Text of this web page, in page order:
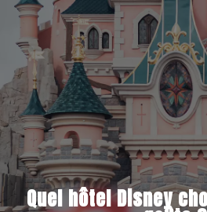
Quel hôtel Disney